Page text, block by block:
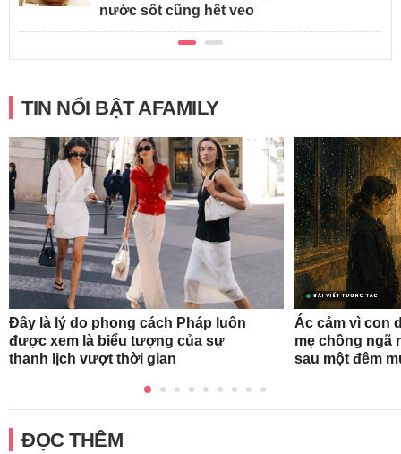
nước sốt cũng hết veo
TIN NỔI BẬT AFAMILY
Đây là lý do phong cách Pháp luôn
được xem là biểu tượng của sự
thanh lịch vượt thời gian
Ác cảm vì con
mẹ chồng ngã
sau một đêm
ĐỌC THÊM